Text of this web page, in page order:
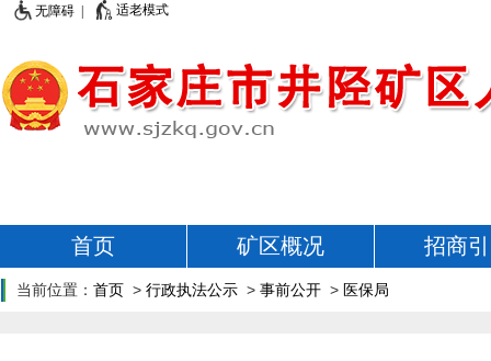
无障碍 | 适老模式
首页 矿区概况 招商
当前位置： 首页 > 行政执法公示 > 事前公开 > 医保局